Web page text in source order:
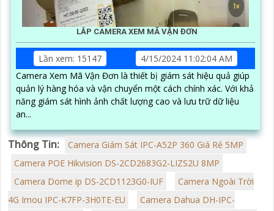
LẮP CAMERA XEM MÃ VẬN ĐƠN
Lần xem: 15147
4/15/2024 11:02:04 AM
Camera Xem Mã Vận Đơn là thiết bị giám sát hiệu quả giúp
quản lý hàng hóa và vận chuyển một cách chính xác. Với khả
năng giám sát hình ảnh chất lượng cao và lưu trữ dữ liệu
an...
Thông Tin:
Camera Giám Sát IPC-A52P 360 Giá Rẻ 5MP
Camera POE Hikvision DS-2CD2683G2-LIZS2U 8MP
Camera Dome ip DS-2CD1123G0-IUF
Camera Ngoài Trời
4G Imou IPC-K7FP-3H0TE-EU
Camera Dahua DH-IPC-